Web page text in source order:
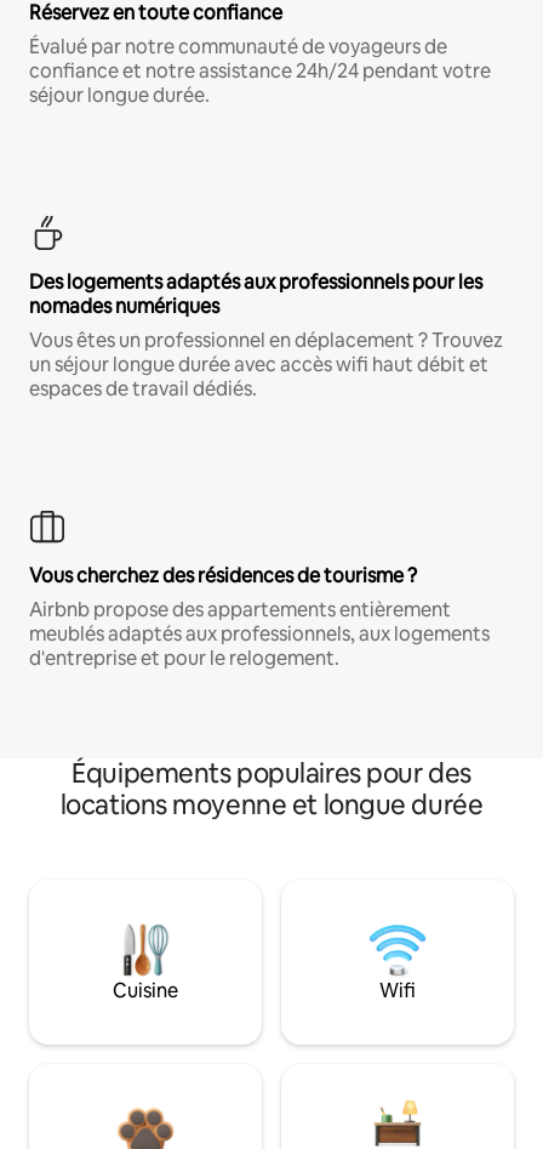
Réservez en toute confiance
Évalué par notre communauté de voyageurs de
confiance et notre assistance 24h/24 pendant votre
séjour longue durée.
Des logements adaptés aux professionnels pour les
nomades numériques
Vous êtes un professionnel en déplacement ? Trouvez
un séjour longue durée avec accès wifi haut débit et
espaces de travail dédiés.
Vous cherchez des résidences de tourisme ?
Airbnb propose des appartements entièrement
meublés adaptés aux professionnels, aux logements
d'entreprise et pour le relogement.
Équipements populaires pour des
locations moyenne et longue durée
Cuisine Wifi